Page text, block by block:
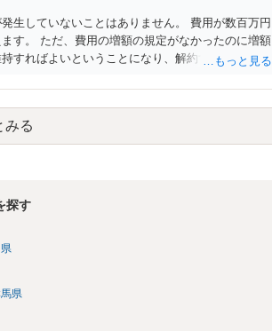
生していないことはありません。 費用が数百万円
す。 ただ、費用の増額の規定がなかったのに増額
すればよいということになり、解約するのは理由
みる
探す
県